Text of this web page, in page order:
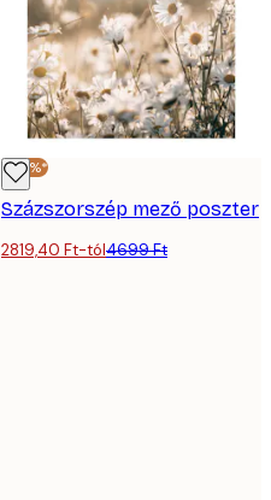
-40%*
Százszorszép mező poszter
2819,40 Ft-tól4699 Ft